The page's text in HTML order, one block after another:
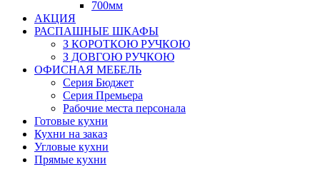
700мм
АКЦИЯ
РАСПАШНЫЕ ШКАФЫ
З КОРОТКОЮ РУЧКОЮ
З ДОВГОЮ РУЧКОЮ
ОФИСНАЯ МЕБЕЛЬ
Серия Бюджет
Серия Премьера
Рабочие места персонала
Готовые кухни
Кухни на заказ
Угловые кухни
Прямые кухни